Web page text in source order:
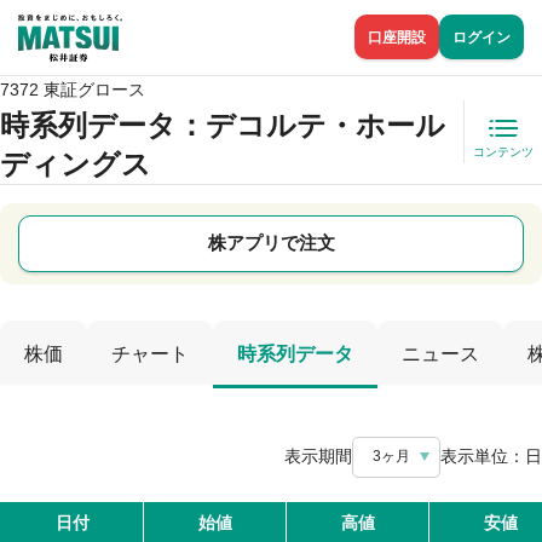
口座開設 ログイン
7372 東証グロース
時系列データ ：デコルテ・ホール
ディングス
コンテンツ
株アプリで注文
株価 チャート 時系列データ ニュース
表示期間 3ヶ月 表示単位： 日
日付 始値 高値 安値